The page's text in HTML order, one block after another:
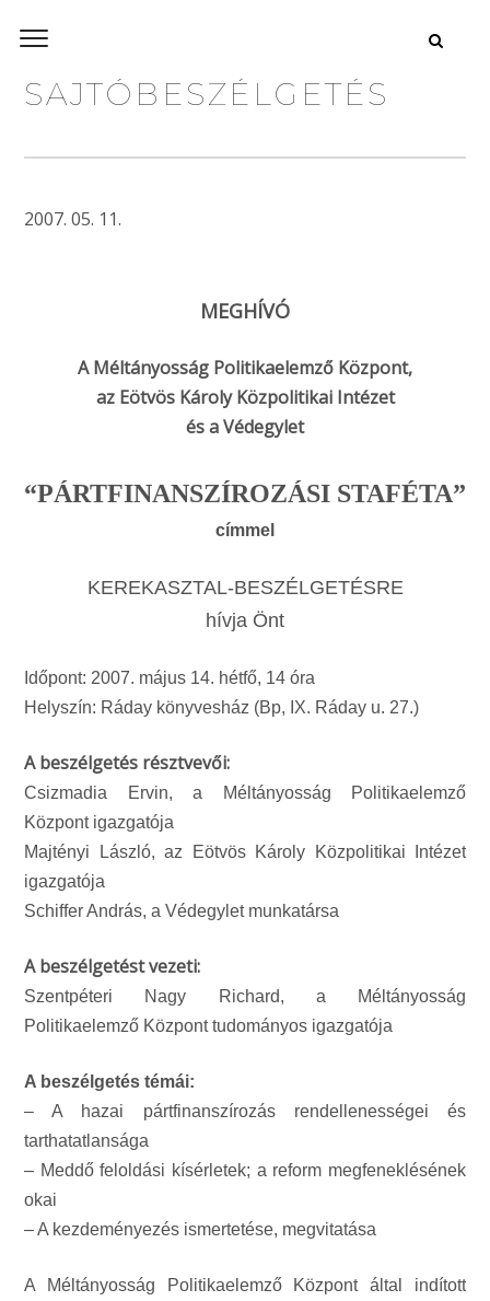
SAJTÓBESZÉLGETÉS
2007. 05. 11.
MEGHÍVÓ
A Méltányosság Politikaelemző Központ,
az Eötvös Károly Közpolitikai Intézet
és a Védegylet
“PÁRTFINANSZÍROZÁSI STAFÉTA”
címmel
KEREKASZTAL-BESZÉLGETÉSRE
hívja Önt
Időpont: 2007. május 14. hétfő, 14 óra
Helyszín: Ráday könyvesház (Bp, IX. Ráday u. 27.)
A beszélgetés résztvevői:
Csizmadia Ervin, a Méltányosság Politikaelemző
Központ igazgatója
Majtényi László, az Eötvös Károly Közpolitikai Intézet
igazgatója
Schiffer András, a Védegylet munkatársa
A beszélgetést vezeti:
Szentpéteri Nagy Richard, a Méltányosság
Politikaelemző Központ tudományos igazgatója
A beszélgetés témái:
– A hazai pártfinanszírozás rendellenességei és
tarthatatlansága
– Meddő feloldási kísérletek; a reform megfeneklésének
okai
– A kezdeményezés ismertetése, megvitatása
A Méltányosság Politikaelemző Központ által indított